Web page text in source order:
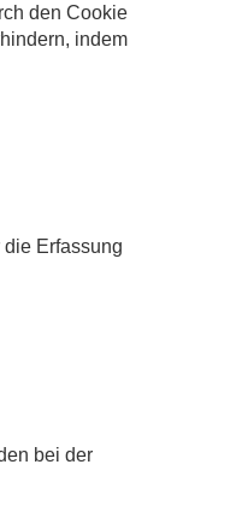
den Cookie
indem
Erfassung
bei der